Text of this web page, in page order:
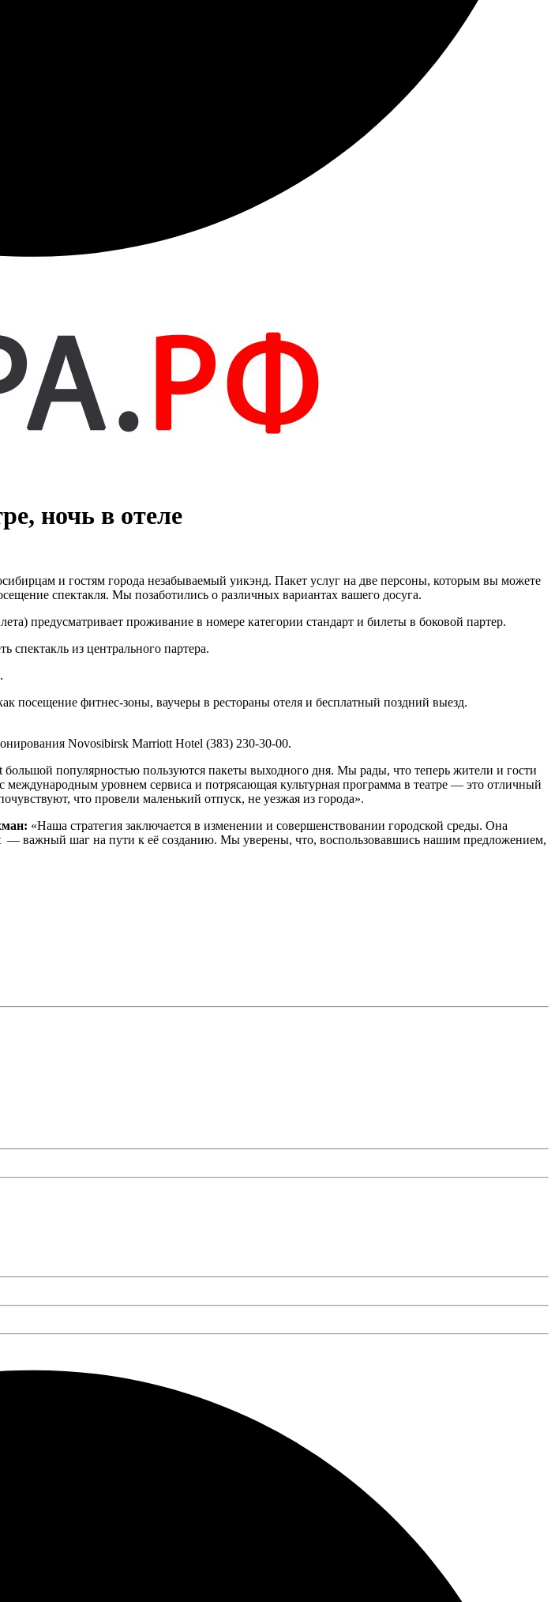
ночь в отеле
и гостям города незабываемый уикэнд. Пакет услуг на две персоны, которым вы можете
спектакля. Мы позаботились о различных вариантах вашего досуга.
предусматривает проживание в номере категории стандарт и билеты в боковой партер.
спектакль из центрального партера.
посещение фитнес-зоны, ваучеры в рестораны отеля и бесплатный поздний выезд.
Novosibirsk Marriott Hotel (383) 230-30-00.
большой популярностью пользуются пакеты выходного дня. Мы рады, что теперь жители и гости
уровнем сервиса и потрясающая культурная программа в театре — это отличный
что провели маленький отпуск, не уезжая из города».
«Наша стратегия заключается в изменении и совершенствовании городской среды. Она
важный шаг на пути к её созданию. Мы уверены, что, воспользовавшись нашим предложением,